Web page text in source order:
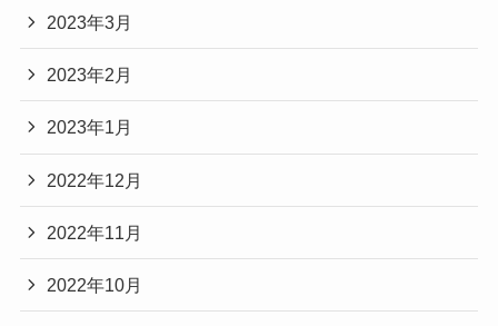
2023年3月
2023年2月
2023年1月
2022年12月
2022年11月
2022年10月